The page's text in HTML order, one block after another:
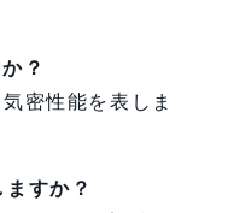
？
密性能を表しま
すか？